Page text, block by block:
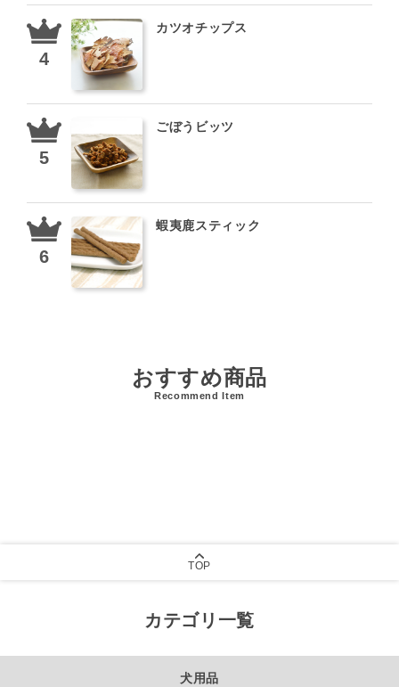
カツオチップス
ごぼうビッツ
蝦夷鹿スティック
おすすめ商品
Recommend Item
TOP
カテゴリ一覧
犬用品